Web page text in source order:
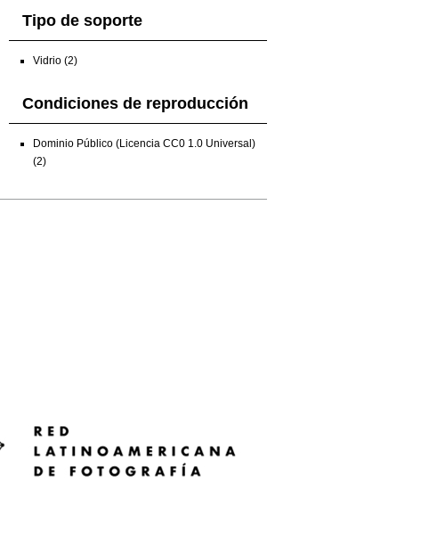
Tipo de soporte
Vidrio (2)
Condiciones de reproducción
Dominio Público (Licencia CC0 1.0 Universal)
(2)